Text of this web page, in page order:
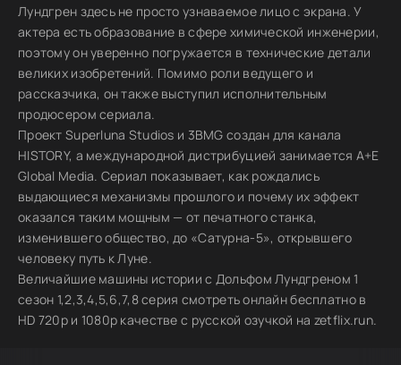
Лундгрен здесь не просто узнаваемое лицо с экрана. У
актера есть образование в сфере химической инженерии,
поэтому он уверенно погружается в технические детали
великих изобретений. Помимо роли ведущего и
рассказчика, он также выступил исполнительным
продюсером сериала.
Проект Superluna Studios и 3BMG создан для канала
HISTORY, а международной дистрибуцией занимается A+E
Global Media. Сериал показывает, как рождались
выдающиеся механизмы прошлого и почему их эффект
оказался таким мощным — от печатного станка,
изменившего общество, до «Сатурна-5», открывшего
человеку путь к Луне.
Величайшие машины истории с Дольфом Лундгреном 1
сезон 1,2,3,4,5,6,7,8 серия смотреть онлайн бесплатно в
HD 720p и 1080p качестве с русской озучкой на zetflix.run.